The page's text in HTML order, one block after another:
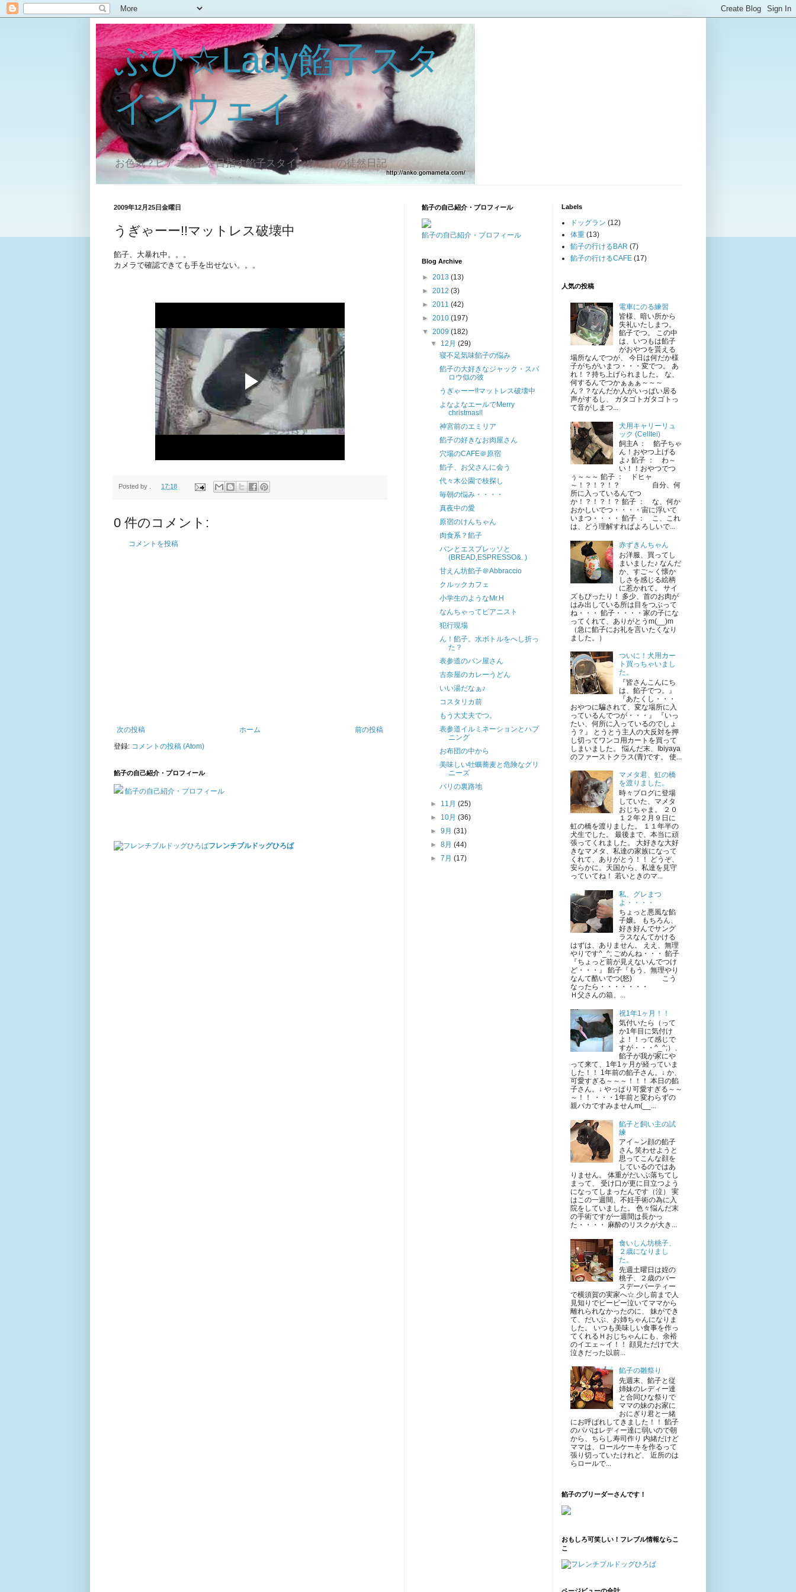
ぶひ☆Lady餡子スタ
インウェイ
お色気？ピアニストを目指す餡子スタインウェイの徒然日記
2009年12月25日金曜日
うぎゃーー!!マットレス破壊中
餡子、大暴れ中。。。
カメラで確認できても手を出せない。。。
Posted by 17:18
0 件のコメント:
コメントを投稿
次の投稿 前の投稿
ホーム
登録: コメントの投稿 (Atom)
餡子の自己紹介・プロフィール
餡子の自己紹介・プロフィール
フレンチブルドッグひろば
餡子の自己紹介・プロフィール
餡子の自己紹介・プロフィール
Blog Archive
► 2013 (13)
► 2012 (3)
► 2011 (42)
► 2010 (197)
▼ 2009 (182)
▼ 12月(29)
寝不足気味餡子の悩み
餡子の大好きなジャック・スパ
ロウ似の彼
うぎゃーー!!マットレス破壊中
よなよなエールでMerry
christmas!!
神宮前のエミリア
餡子の好きなお肉屋さん
穴場のCAFE＠原宿
餡子、お父さんに会う
代々木公園で枝探し
毎朝の悩み・・・・
真夜中の愛
原宿のけんちゃん
肉食系？餡子
パンとエスプレッソと
(BREAD,ESPRESSO&. )
甘えん坊餡子＠Abbraccio
クルックカフェ
小学生のようなMr.H
なんちゃってピアニスト
犯行現場
ん！餡子。水ボトルをへし折っ
た？
表参道のパン屋さん
古奈屋のカレーうどん
いい湯だなぁ♪
コスタリカ前
もう大丈夫でつ。
表参道イルミネーションとハプ
ニング
お布団の中から
美味しい牡蠣蕎麦と危険なグリ
ニーズ
パリの裏路地
► 11月(25)
► 10月(36)
►9月(31)
►8月(44)
►7月(17)
Labels
ドッグラン (12)
体重 (13)
餡子の行けるBAR (7)
餡子の行けるCAFE (17)
人気の投稿
電車にのる練習
皆様、暗い所から
失礼いたしまつ。
餡子でつ。 この中
は、いつもは餡子
がおやつを貰える
場所なんでつが、 今日は何だか様
子がちがいまつ・・・変でつ。 あ
れ！？持ち上げられました。 な、
何するんでつかぁぁぁ～～～
ん？？なんだか人がいっぱい居る
声がするし、 ガタゴトガタゴトっ
て音がしまつ...
犬用キャリーリュ
ック (Celltei)
飼主A ： 餡子ちゃ
ん！おやつ上げる
よ♪ 餡子 ： わ～
い！！おやつでつ
ぅ～～～ 餡子 ： ドヒャ
～！？！？！？ 自分、何
所に入っているんでつ
か！？！？！？ 餡子 ： な、何か
おかしいでつ・・・・宙に浮いて
いまつ・・・・ 餡子 ： こ、これ
は、どう理解すればよろしいで...
赤ずきんちゃん
お洋服、買ってし
まいました♪ なんだ
か、すご～く懐か
しさを感じる絵柄
に惹かれて。 サイ
ズもぴったり！ 多少、首のお肉が
はみ出している所は目をつぶって
ね・・・ 餡子・・・・家の子にな
ってくれて、ありがとうm(__)m
（急に餡子にお礼を言いたくなり
ました。）
ついに！犬用カー
ト買っちゃいまし
た。
『皆さんこんにち
は、餡子でつ。』
『あたくし・・・
おやつに騙されて、変な場所に入
っているんでつが・・・』 『いっ
たい、何所に入っているのでしょ
う？』 とうとう主人の大反対を押
し切ってワンコ用カートを買って
しまいました。 悩んだ末、Ibiyaya
のファーストクラス(青)です。 使...
マメタ君、虹の橋
を渡りました。
時々ブログに登場
していた、マメタ
おじちゃま。 ２０
１２年２月９日に
虹の橋を渡りました。 １１年半の
犬生でした。 最後まで、本当に頑
張ってくれました。 大好きな大好
きなマメタ、私達の家族になって
くれて、ありがとう！！ どうぞ、
安らかに。天国から、私達を見守
っていてね！ 若いときのマ...
私、グレまつ
よ・・・・
ちょっと悪風な餡
子嬢。 もちろん、
好き好んでサング
ラスなんてかける
はずは、ありません。 ええ、無理
やりです^_^; ごめんね・・・ 餡子
『ちょっと前が見えないんでつけ
ど・・・』 餡子『もう、無理やり
なんて酷いでつ(怒) こう
なったら・・・・・・・
Ｈ父さんの箱、...
祝1年1ヶ月！！
気付いたら（って
か1年目に気付け
よ！！って感じで
すが・・・^_^;）、
餡子が我が家にや
って来て、1年1ヶ月が経っていま
した！！ 1年前の餡子さん。↓ か、
可愛すぎる～～～！！！ 本日の餡
子さん。↓ やっぱり可愛すぎる～～
～！！ ・・・1年前と変わらずの
親バカですみませんm(__...
餡子と飼い主の試
練
アイ～ン顔の餡子
さん 笑わせようと
思ってこんな顔を
しているのではあ
りません。 体重がだいぶ落ちてし
まって、 受け口が更に目立つよう
になってしまったんです（泣） 実
はこの一週間、不妊手術の為に入
院をしていました。 色々悩んだ末
の手術ですが一週間は長かっ
た・・・・ 麻酔のリスクが大き...
食いしん坊桃子、
２歳になりまし
た。
先週土曜日は姪の
桃子、２歳のバー
スデーパーティー
で横須賀の実家へ☆ 少し前まで人
見知りでビービー泣いてママから
離れられなかったのに、 妹ができ
て、だいぶ、お姉ちゃんになりま
した。 いつも美味しい食事を作っ
てくれるＨおじちゃんにも、余裕
のイエェ～イ！！ 顔見ただけで大
泣きだった以前...
餡子の雛祭り
先週末、餡子と従
姉妹のレディー達
と合同ひな祭りで
ママの妹のお家に
おにぎり君と一緒
にお呼ばれしてきました！！ 餡子
のパパはレディー達に弱いので朝
から、ちらし寿司作り 内緒だけど
ママは、ロールケーキを作るって
張り切っていたけれど、 近所のは
らロールで...
餡子のブリーダーさんです！
おもしろ可笑しい！フレブル情報ならこ
こ